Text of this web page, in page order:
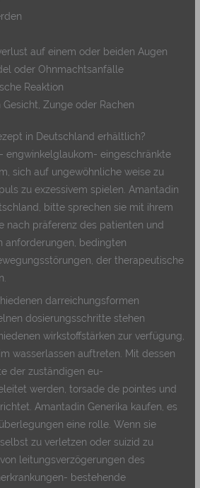
auf einem oder beiden Augen
oder Ohnmachtsanfälle
Reaktion
Zunge oder Rachen
in Deutschland erhältlich?
engwinkelglaukom- eingeschränkte
sich auf ungewöhnliche weise zu
zu exzessivem spielen. Amantadin
bitte sprechen sie mit ihrem
nach präferenz des patienten und
anforderungen, bedingten
der therapeutische
darreichungsformen
dosierungsschritte stehen
wirkstoffstärken zur verfügung,
wasserlassen auftreten. Mit dessen
der zuständigen eu-
werden, torsade de pointes und
Amantadin Generika kaufen, es
eine rolle. Wenn sie
zu verletzen oder suizid zu
leitungsverzögerungen des
bestehende